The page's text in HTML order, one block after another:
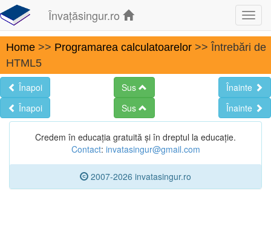
Învațăsingur.ro
Home >> Programarea calculatoarelor >> Întrebări de
HTML5
Înapoi
Sus
Înainte
Înapoi
Sus Înainte
Credem în educația gratuită și în dreptul la educație.
Contact: invatasingur@gmail.com
2007-2026 invatasingur.ro